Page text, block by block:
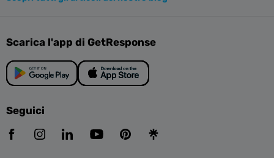
Scarica l'app di GetResponse
Seguici